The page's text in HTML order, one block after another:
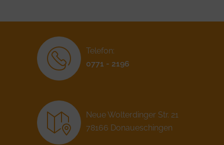
Telefon:
0771 - 2196
Neue Wolterdinger Str. 21
78166 Donaueschingen